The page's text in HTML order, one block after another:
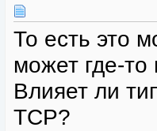
То есть это
может где-то
Влияет ли
TCP?